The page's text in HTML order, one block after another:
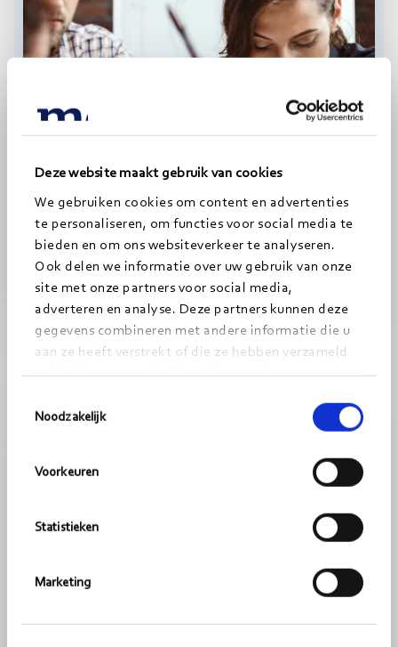
Deze website maakt gebruik van cookies
We gebruiken cookies om content en advertenties
te personaliseren, om functies voor social media te
bieden en om ons websiteverkeer te analyseren.
Ook delen we informatie over uw gebruik van onze
site met onze partners voor social media,
adverteren en analyse. Deze partners kunnen deze
gegevens combineren met andere informatie die u
aan ze heeft verstrekt of die ze hebben verzameld
op basis van uw gebruik van hun services.
Noodzakelijk
Voorkeuren
Statistieken
Marketing
Strategievorming en executie die de
organisatie verder brengt
11-06-2026 3 minuten
ZORG